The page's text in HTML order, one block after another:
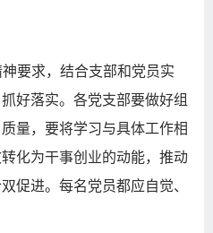
要求，结合支部和党员实
好落实。各党支部要做好组
量，要将学习与具体工作相
化为干事创业的动能，推动
促进。每名党员都应自觉、